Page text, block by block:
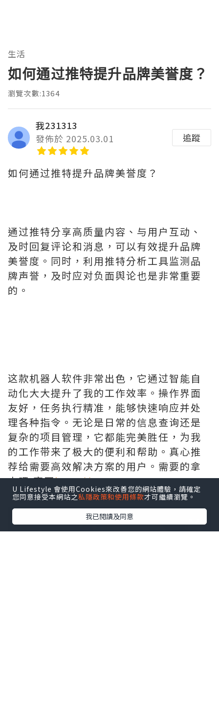
生活
如何通过推特提升品牌美誉度？
瀏覽次數:1364
我231313
發佈於 2025.03.01
追蹤
如何通过推特提升品牌美誉度？
通过推特分享高质量内容、与用户互动、
及时回复评论和消息，可以有效提升品牌
美誉度。同时，利用推特分析工具监测品
牌声誉，及时应对负面舆论也是非常重要
的。
这款机器人软件非常出色，它通过智能自
动化大大提升了我的工作效率。操作界面
友好，任务执行精准，能够快速响应并处
理各种指令。无论是日常的信息查询还是
复杂的项目管理，它都能完美胜任，为我
的工作带来了极大的便利和帮助。真心推
荐给需要高效解决方案的用户。需要的拿
去吧,官网http://www.vst.tw
U Lifestyle 會使用Cookies來改善您的網站體驗，請確定
您同意接受本網站之私隱政策和使用條款才可繼續瀏覽。
我已閱讀及同意